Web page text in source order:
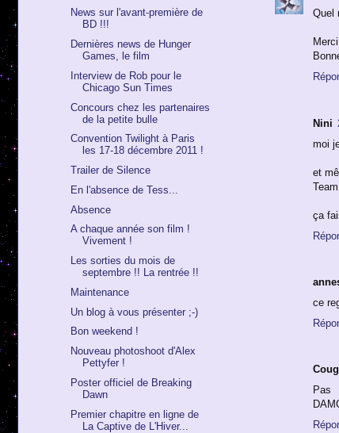
Quel
Nini
moi
et
ça
ce
News sur l'avant-première de
BD !!!
Dernières news de Hunger
Games, le film
Interview de Rob pour le
Chicago Sun Times
Concours chez les partenaires
de la petite bulle
Convention Twilight à Paris
les 17-18 décembre 2011 !
Trailer de Silence
En l'absence de Tess...
Absence
A chaque année son film !
Vivement !
Les sorties du mois de
septembre !! La rentrée !!
Maintenance
Un blog à vous présenter ;-)
Bon weekend !
Nouveau photoshoot d'Alex
Pettyfer !
Poster officiel de Breaking
Dawn
Premier chapitre en ligne de
La Captive de L'Hiver...